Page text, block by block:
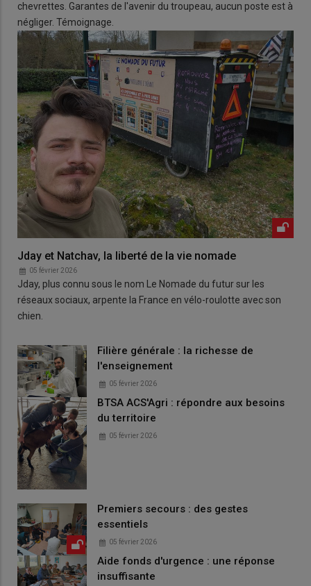
chevrettes. Garantes de l'avenir du troupeau, aucun poste est à
négliger. Témoignage.
Jday et Natchav, la liberté de la vie nomade
05 février 2026
Jday, plus connu sous le nom Le Nomade du futur sur les
réseaux sociaux, arpente la France en vélo-roulotte avec son
chien.
Filière générale : la richesse de
l'enseignement
05 février 2026
BTSA ACS'Agri : répondre aux besoins
du territoire
05 février 2026
Premiers secours : des gestes
essentiels
05 février 2026
Aide fonds d'urgence : une réponse
insuffisante